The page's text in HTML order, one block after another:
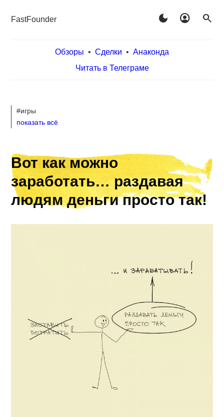
FastFounder dark_mode account_circle search
Обзоры • Сделки • Анаконда
Читать в Телеграме
#игры
показать всё
Вот как можно
заработать… раздавая
людям деньги просто так!